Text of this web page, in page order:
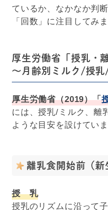
ているか、なかなか判
「回数」に注目してみ
厚生労働省「授乳・
～月齢別ミルク/授
厚生労働省（2019）「
には、授乳/ミルク、離
ような目安を設けていま
離乳食開始前（新
授 乳
授乳のリズムに沿って